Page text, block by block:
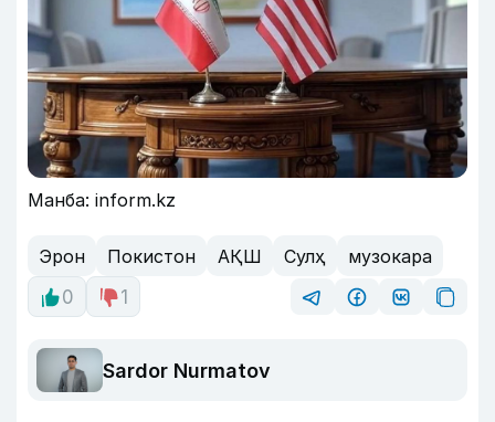
Манба: inform.kz
Эрон Покистон АҚШ Сулҳ
музокара
0
1
Sardor Nurmatov